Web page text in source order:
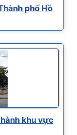
phố Hồ
khu vực